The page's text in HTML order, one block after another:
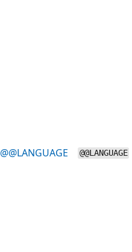
@@LANGUAGE @@LANGUAGE